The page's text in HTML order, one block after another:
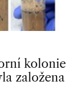
kolonie
založena